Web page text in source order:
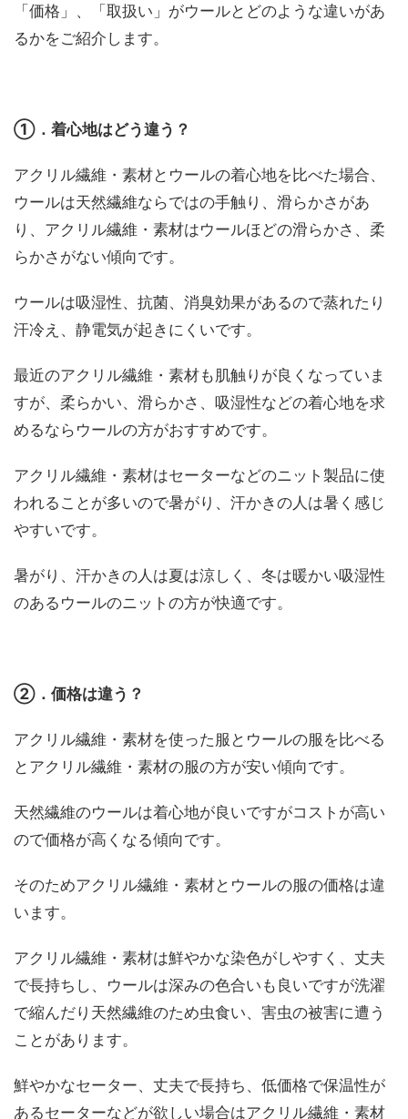
「価格」、「取扱い」がウールとどのような違いがあ
るかをご紹介します。
①．着心地はどう違う？
アクリル繊維・素材とウールの着心地を比べた場合、
ウールは天然繊維ならではの手触り、滑らかさがあ
り、アクリル繊維・素材はウールほどの滑らかさ、柔
らかさがない傾向です。
ウールは吸湿性、抗菌、消臭効果があるので蒸れたり
汗冷え、静電気が起きにくいです。
最近のアクリル繊維・素材も肌触りが良くなっていま
すが、柔らかい、滑らかさ、吸湿性などの着心地を求
めるならウールの方がおすすめです。
アクリル繊維・素材はセーターなどのニット製品に使
われることが多いので暑がり、汗かきの人は暑く感じ
やすいです。
暑がり、汗かきの人は夏は涼しく、冬は暖かい吸湿性
のあるウールのニットの方が快適です。
②．価格は違う？
アクリル繊維・素材を使った服とウールの服を比べる
とアクリル繊維・素材の服の方が安い傾向です。
天然繊維のウールは着心地が良いですがコストが高い
ので価格が高くなる傾向です。
そのためアクリル繊維・素材とウールの服の価格は違
います。
アクリル繊維・素材は鮮やかな染色がしやすく、丈夫
で長持ちし、ウールは深みの色合いも良いですが洗濯
で縮んだり天然繊維のため虫食い、害虫の被害に遭う
ことがあります。
鮮やかなセーター、丈夫で長持ち、低価格で保温性が
あるセーターなどが欲しい場合はアクリル繊維・素材